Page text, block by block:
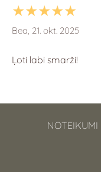
★★★★★
Bea, 21. okt. 2025
Ļoti labi smarži!
NOTEIKUMI